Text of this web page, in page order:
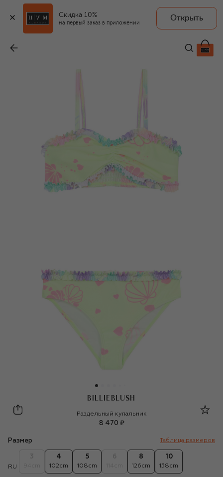
Скидка 10%
на первый заказ в приложении
Открыть
BILLIEBLUSH
8 470 ₽
BILLIEBLUSH
Billieblush
Раздельный купальник
8 470 ₽
Размер Таблица размеров
RU
4
102cm
5
108cm
8
126cm
10
138cm